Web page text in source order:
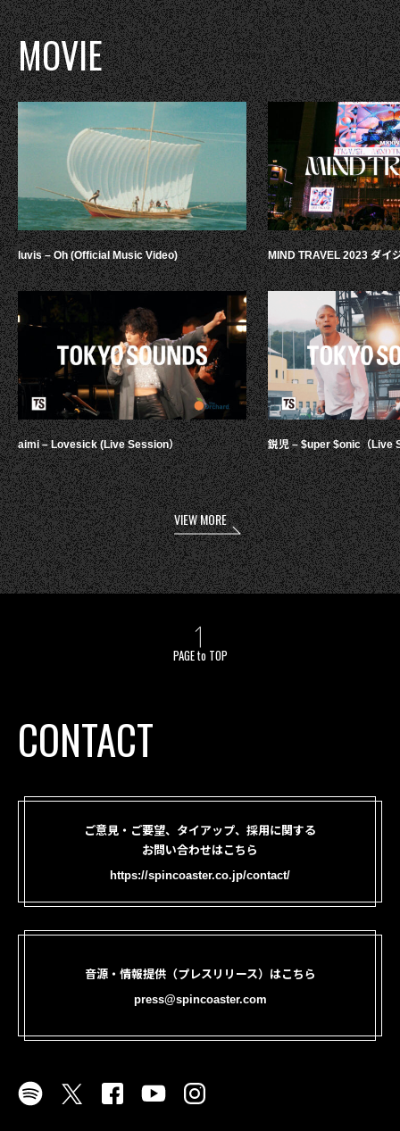
MOVIE
luvis – Oh (Official Music Video)
aimi – Lovesick (Live Session）
MIND TRAVEL 2023 ダイ
鋭児 – $uper $onic（Live
VIEW MORE
PAGE to TOP
CONTACT
ご意見・ご要望、タイアップ、採用に関する
お問い合わせはこちら
https://spincoaster.co.jp/contact/
音源・情報提供（プレスリリース）はこちら
press@spincoaster.com